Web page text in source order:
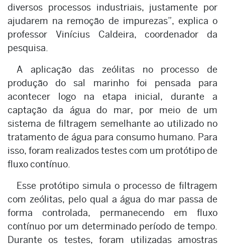
diversos processos industriais, justamente por
ajudarem na remoção de impurezas”, explica o
professor Vinícius Caldeira, coordenador da
pesquisa.
A aplicação das zeólitas no processo de
produção do sal marinho foi pensada para
acontecer logo na etapa inicial, durante a
captação da água do mar, por meio de um
sistema de filtragem semelhante ao utilizado no
tratamento de água para consumo humano. Para
isso, foram realizados testes com um protótipo de
fluxo contínuo.
Esse protótipo simula o processo de filtragem
com zeólitas, pelo qual a água do mar passa de
forma controlada, permanecendo em fluxo
contínuo por um determinado período de tempo.
Durante os testes, foram utilizadas amostras